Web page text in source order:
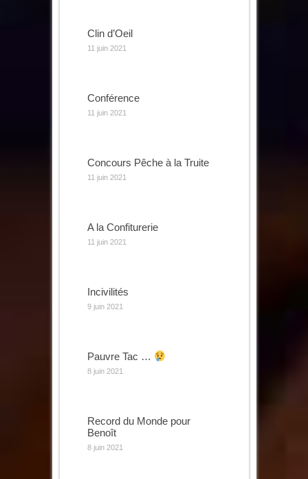
Clin d’Oeil
11 juin 2021
Conférence
11 juin 2021
Concours Pêche à la Truite
11 juin 2021
A la Confiturerie
11 juin 2021
Incivilités
9 juin 2021
Pauvre Tac …
8 juin 2021
Record du Monde pour
Benoît
8 juin 2021